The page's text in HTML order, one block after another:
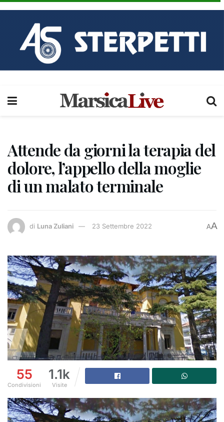
Attende da giorni la terapia del
dolore, l’appello della moglie
di un malato terminale
di Luna Zuliani 23 Settembre 2022 AA
55
Condivisioni
1.1k
Visite